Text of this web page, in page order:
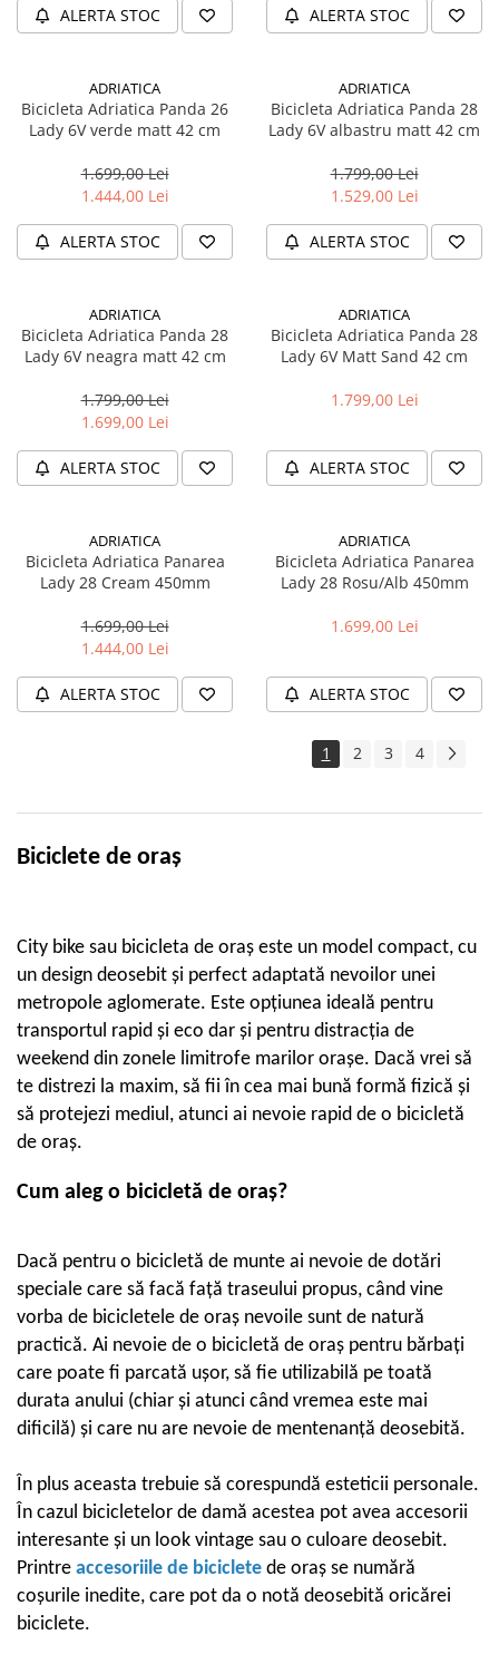
Manete schimbator bicicleta
Echipament ciclism
Casca bicicleta
Protectii
Sosete
Manusi bicicleta
Pantofi ciclism
Imbracaminte ciclism barbati
Imbracaminte ciclism dama
Imbracaminte ciclism copii
Accesorii trotinete electrice
Scaune
Mansoane
Genti Transport
Sistem antifurt
Benzi anti-grip
Camere
Cauciucuri
Cauciucuri pline
Cauciucuri tubeless
Valve
Accesorii
Componente electrice
Incarcatoare
Manete acceleratie
Controller
Display
Motoare
Faruri si lumini
Butoane si conectori
Kit controller si display
Cabluri si mufe
Convertor
Claxoane
Componente franare
Manete de frana
Cabluri de frana
ALERTA STOC ALERTA STOC
ADRIATICA
Bicicleta Adriatica Panda 26
Lady 6V verde matt 42 cm
1.699,00 Lei
1.444,00 Lei
ALERTA STOC
ADRIATICA
Bicicleta Adriatica Panda 28
Lady 6V albastru matt 42 cm
1.799,00 Lei
1.529,00 Lei
ALERTA STOC
ADRIATICA
Bicicleta Adriatica Panda 28
Lady 6V neagra matt 42 cm
1.799,00 Lei
1.699,00 Lei
ALERTA STOC
ADRIATICA
Bicicleta Adriatica Panda 28
Lady 6V Matt Sand 42 cm
1.799,00 Lei
ALERTA STOC
ADRIATICA
Bicicleta Adriatica Panarea
Lady 28 Cream 450mm
1.699,00 Lei
1.444,00 Lei
ALERTA STOC
ADRIATICA
Bicicleta Adriatica Panarea
Lady 28 Rosu/Alb 450mm
1.699,00 Lei
ALERTA STOC
1 2 3 4
Biciclete de oraș
City bike sau bicicleta de oraș este un model compact, cu
un design deosebit și perfect adaptată nevoilor unei
metropole aglomerate. Este opțiunea ideală pentru
transportul rapid și eco dar și pentru distracția de
weekend din zonele limitrofe marilor orașe. Dacă vrei să
te distrezi la maxim, să fii în cea mai bună formă fizică și
să protejezi mediul, atunci ai nevoie rapid de o bicicletă
de oraș.
Cum aleg o bicicletă de oraș?
Dacă pentru o bicicletă de munte ai nevoie de dotări
speciale care să facă față traseului propus, când vine
vorba de bicicletele de oraș nevoile sunt de natură
practică. Ai nevoie de o bicicletă de oraș pentru bărbați
care poate fi parcată ușor, să fie utilizabilă pe toată
durata anului (chiar și atunci când vremea este mai
dificilă) și care nu are nevoie de mentenanță deosebită.
În plus aceasta trebuie să corespundă esteticii personale.
În cazul bicicletelor de damă acestea pot avea accesorii
interesante și un look vintage sau o culoare deosebit.
Printre accesoriile de biciclete de oraș se numără
coșurile inedite, care pot da o notă deosebită oricărei
biciclete.